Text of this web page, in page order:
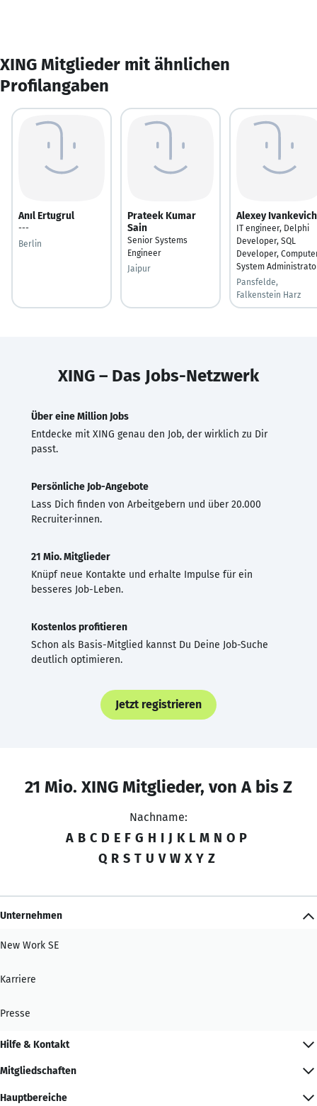
XING Mitglieder mit ähnlichen
Profilangaben
Anıl Ertugrul
---
Berlin
Prateek Kumar
Sain
Senior Systems
Engineer
Jaipur
Alexey Ivankevich
IT engineer, Delphi
Developer, SQL
Developer,
System
Pansfelde,
Falkenstein Harz
XING – Das Jobs-Netzwerk
Über eine Million Jobs
Entdecke mit XING genau den Job, der wirklich zu Dir
passt.
Persönliche Job-Angebote
Lass Dich finden von Arbeitgebern und über 20.000
Recruiter·innen.
21 Mio. Mitglieder
Knüpf neue Kontakte und erhalte Impulse für ein
besseres Job-Leben.
Kostenlos profitieren
Schon als Basis-Mitglied kannst Du Deine Job-Suche
deutlich optimieren.
Jetzt registrieren
21 Mio. XING Mitglieder, von A bis Z
Nachname:
A B C D E F G H I J K L M N O P
Q R S T U V W X Y Z
Unternehmen
New Work SE
Karriere
Presse
Hilfe & Kontakt
Mitgliedschaften
Hauptbereiche